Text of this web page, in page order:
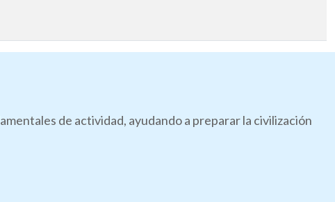
de actividad, ayudando a preparar la civilización